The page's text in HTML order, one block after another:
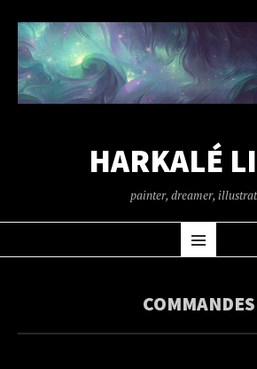
HARKALÉ
painter, dreamer,
Menu
TO
CONTENT
COMMANDES